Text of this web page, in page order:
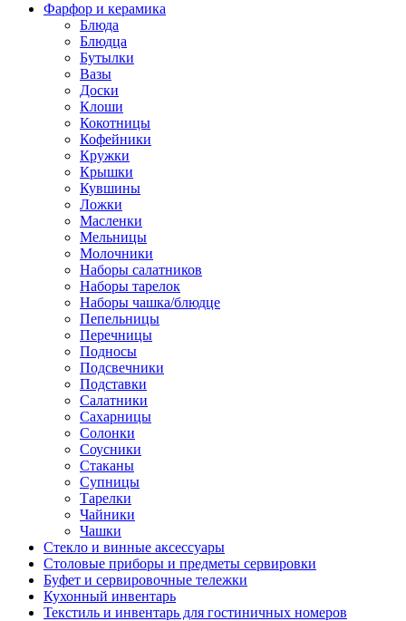
Фарфор и керамика
Блюда
Блюдца
Бутылки
Вазы
Доски
Клоши
Кокотницы
Кофейники
Кружки
Крышки
Кувшины
Ложки
Масленки
Мельницы
Молочники
Наборы салатников
Наборы тарелок
Наборы чашка/блюдце
Пепельницы
Перечницы
Подносы
Подсвечники
Подставки
Салатники
Сахарницы
Солонки
Соусники
Стаканы
Супницы
Тарелки
Чайники
Чашки
Стекло и винные аксессуары
Столовые приборы и предметы сервировки
Буфет и сервировочные тележки
Кухонный инвентарь
Текстиль и инвентарь для гостиничных номеров